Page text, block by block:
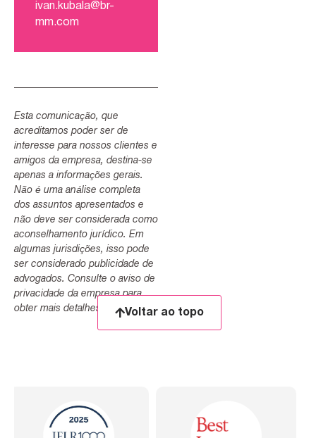
ivan.kubala@br-
mm.com
Esta comunicação, que
acreditamos poder ser de
interesse para nossos clientes e
amigos da empresa, destina-se
apenas a informações gerais.
Não é uma análise completa
dos assuntos apresentados e
não deve ser considerada como
aconselhamento jurídico. Em
algumas jurisdições, isso pode
ser considerado publicidade de
advogados. Consulte o aviso de
privacidade da empresa para
obter mais detalhes.
Voltar ao topo